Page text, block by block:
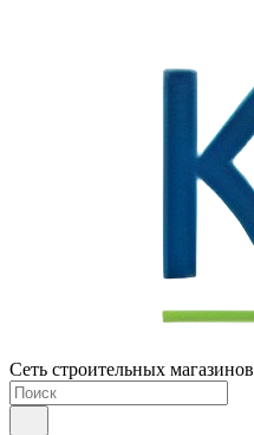
Сеть строительных магазинов